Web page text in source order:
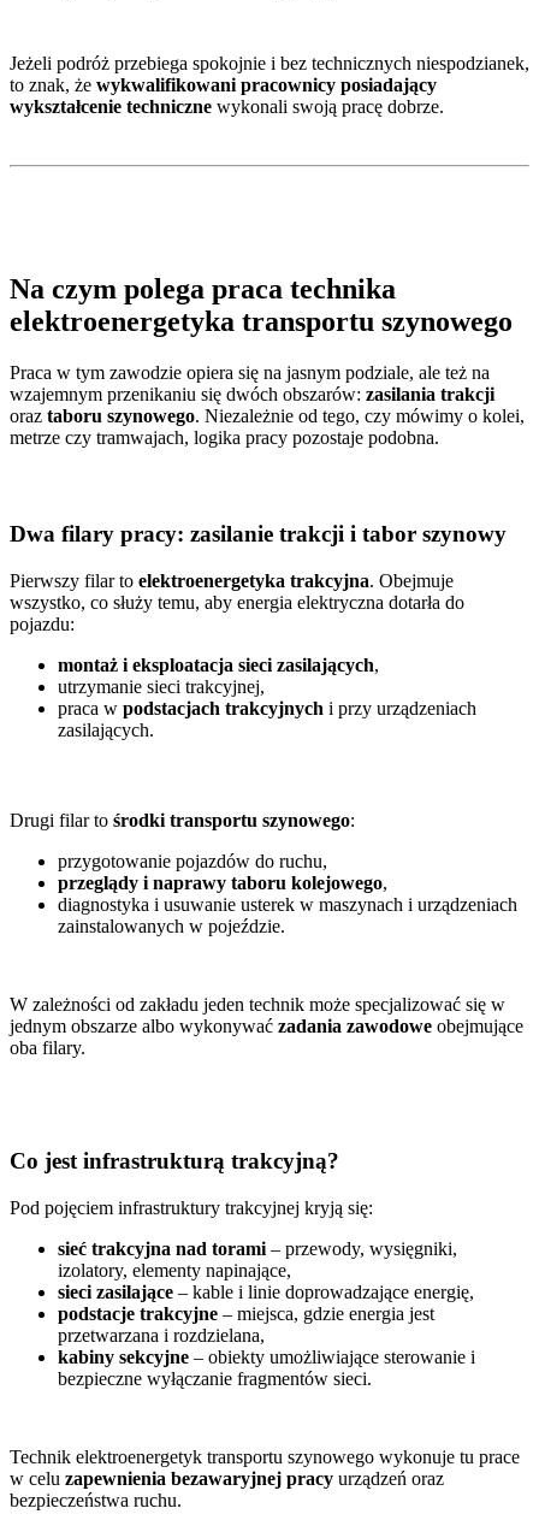
Jeżeli podróż przebiega spokojnie i bez technicznych niespodzianek,
to znak, że wykwalifikowani pracownicy posiadający
wykształcenie techniczne wykonali swoją pracę dobrze.
Na czym polega praca technika
elektroenergetyka transportu szynowego
Praca w tym zawodzie opiera się na jasnym podziale, ale też na
wzajemnym przenikaniu się dwóch obszarów: zasilania trakcji
oraz taboru szynowego. Niezależnie od tego, czy mówimy o kolei,
metrze czy tramwajach, logika pracy pozostaje podobna.
Dwa filary pracy: zasilanie trakcji i tabor szynowy
Pierwszy filar to elektroenergetyka trakcyjna. Obejmuje
wszystko, co służy temu, aby energia elektryczna dotarła do
pojazdu:
montaż i eksploatacja sieci zasilających,
utrzymanie sieci trakcyjnej,
praca w podstacjach trakcyjnych i przy urządzeniach
zasilających.
Drugi filar to środki transportu szynowego:
przygotowanie pojazdów do ruchu,
przeglądy i naprawy taboru kolejowego,
diagnostyka i usuwanie usterek w maszynach i urządzeniach
zainstalowanych w pojeździe.
W zależności od zakładu jeden technik może specjalizować się w
jednym obszarze albo wykonywać zadania zawodowe obejmujące
oba filary.
Co jest infrastrukturą trakcyjną?
Pod pojęciem infrastruktury trakcyjnej kryją się:
sieć trakcyjna nad torami – przewody, wysięgniki,
izolatory, elementy napinające,
sieci zasilające – kable i linie doprowadzające energię,
podstacje trakcyjne – miejsca, gdzie energia jest
przetwarzana i rozdzielana,
kabiny sekcyjne – obiekty umożliwiające sterowanie i
bezpieczne wyłączanie fragmentów sieci.
Technik elektroenergetyk transportu szynowego wykonuje tu prace
w celu zapewnienia bezawaryjnej pracy urządzeń oraz
bezpieczeństwa ruchu.